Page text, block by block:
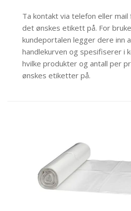
Ta kontakt via telefon eller
det ønskes etikett på. For
kundeportalen legger dere inn
handlekurven og spesifiserer i
hvilke produkter og antall per
ønskes etiketter på.